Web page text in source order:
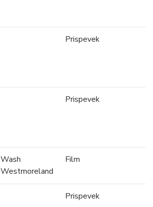
Prispevek
Prispevek
Wash
Westmoreland
Film
Prispevek